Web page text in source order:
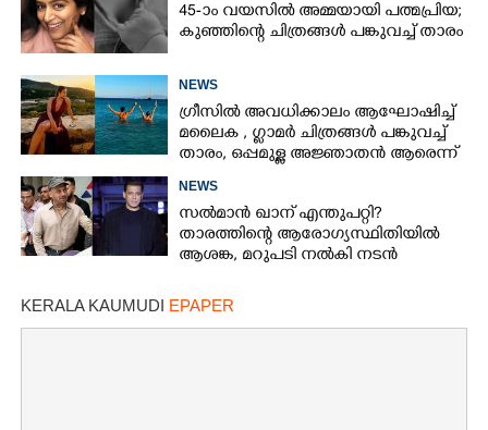
45-ാം വയസിൽ അമ്മയായി പത്മപ്രിയ;
കുഞ്ഞിന്റെ ചിത്രങ്ങൾ പങ്കുവച്ച് താരം
NEWS
ഗ്രീസിൽ അവധിക്കാലം ആഘോഷിച്ച്
മലൈക ,​ ഗ്ലാമർ ചിത്രങ്ങൾ പങ്കുവച്ച്
താരം,​ ഒപ്പമുള്ള അജ്ഞാതൻ ആരെന്ന്
NEWS
സൽമാൻ ഖാന് എന്തുപറ്റി?
താരത്തിന്റെ ആരോഗ്യസ്ഥിതിയിൽ
ആശങ്ക, മറുപടി നൽകി നടൻ
KERALA KAUMUDI EPAPER